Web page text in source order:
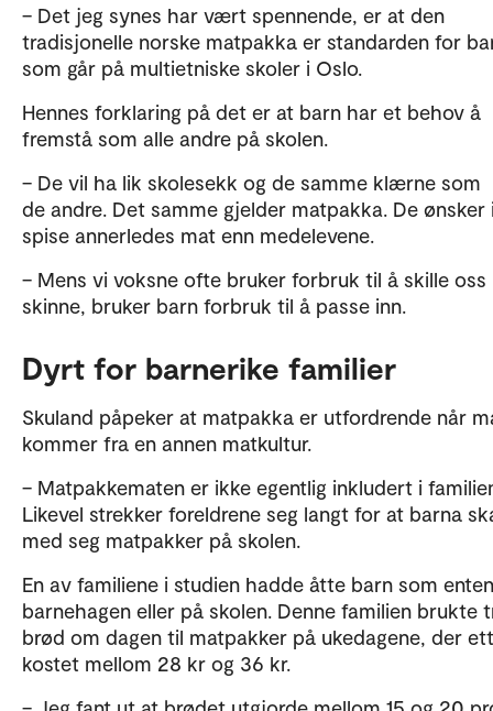
– Det jeg synes har vært spennende, er at den
tradisjonelle norske matpakka er standarden for
som går på multietniske skoler i Oslo.
Hennes forklaring på det er at barn har et behov å
fremstå som alle andre på skolen.
– De vil ha lik skolesekk og de samme klærne som
de andre. Det samme gjelder matpakka. De ønsker
spise annerledes mat enn medelevene.
– Mens vi voksne ofte bruker forbruk til å skille oss
skinne, bruker barn forbruk til å passe inn.
Dyrt for barnerike familier
Skuland påpeker at matpakka er utfordrende når
kommer fra en annen matkultur.
– Matpakkematen er ikke egentlig inkludert i
Likevel strekker foreldrene seg langt for at barna
med seg matpakker på skolen.
En av familiene i studien hadde åtte barn som
barnehagen eller på skolen. Denne familien brukte
brød om dagen til matpakker på ukedagene, der
kostet mellom 28 kr og 36 kr.